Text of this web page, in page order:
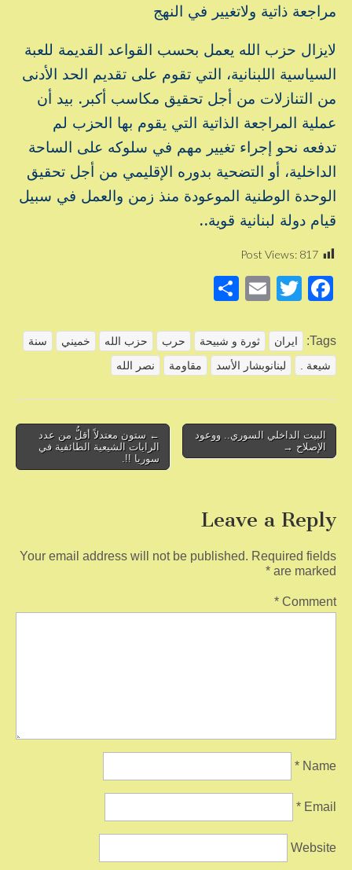
مراجعة ذاتية ولاتغيير في النهج
لايزال حزب الله يعمل بحسب القواعد القديمة للعبة
السياسية اللبنانية، التي تقوم على تقديم الحد الأدنى
من التنازلات من أجل تحقيق مكاسب أكبر. بيد أن
عملية المراجعة الذاتية التي يقوم بها الحزب لم
تدفعه نحو إجراء تغيير مهم في سلوكه على الساحة
الداخلية، أو التضحية بدوره الإقليمي من أجل تحقيق
الوحدة الوطنية الموعودة منذ زمن والعمل في سبيل
قيام دولة لبنانية قوية..
Post Views: 817
F
c
e
o
k
T
tt
er
E
ail
ar
e
Tags: ايران ثورة و شبيحة حرب حزب الله خميني
سنة
شيعة .
لبنانوبشار الأسد مقاومة نصر الله
Post
navigation
← ستون معتدلاً أقلُّ من عدد
الرايات الشيعية الطائفية في
سوريا !!.
البيت الداخلي السوري.. ووعود
الإصلاح →
Leave a Reply
Your email address will not be published. Required fields
are marked
*
Comment
*
Name
*
Email
*
Website